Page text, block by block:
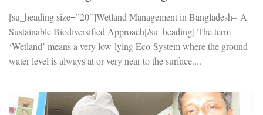
[su_heading size=”20″]Wetland Management in Bangladesh– A
Sustainable Biodiversified Approach[/su_heading] The term
‘Wetland’ means a very low-lying Eco-System where the ground
water level is always at or very near to the surface....